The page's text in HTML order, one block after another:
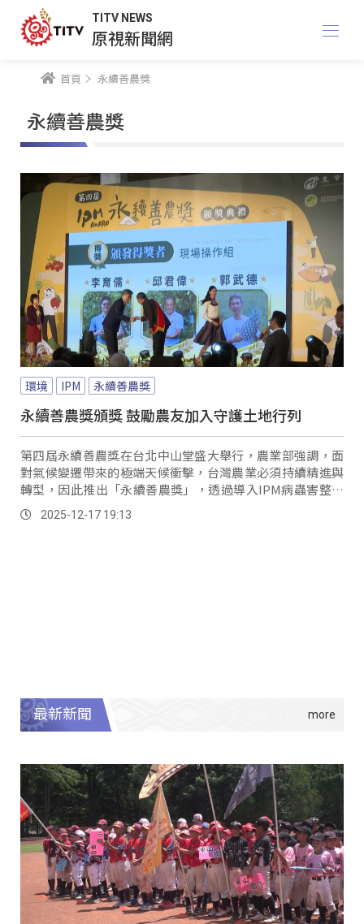
TITV NEWS
原視新聞網
首頁 永續善農獎
永續善農獎
環境 IPM 永續善農獎
永續善農獎頒獎 鼓勵農友加入守護土地行列
第四屆永續善農獎在台北中山堂盛大舉行，農業部強調，面
對氣候變遷帶來的極端天候衝擊，台灣農業必須持續精進與
轉型，因此推出「永續善農獎」，透過導入IPM病蟲害整合
管理，鼓勵農民在兼顧生產的同時，實踐友善耕作。
2025-12-17 19:13
最新新聞